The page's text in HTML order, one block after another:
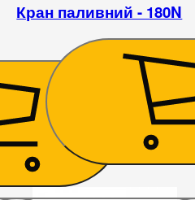
Кран паливний - 180N
284₴